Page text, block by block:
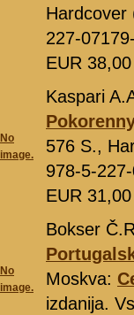
Hardcover
227-
EUR
No
image.
Kaspari
576 S.,
978-5-
EUR
No
image.
Bokser
Moskva:
izdanija.